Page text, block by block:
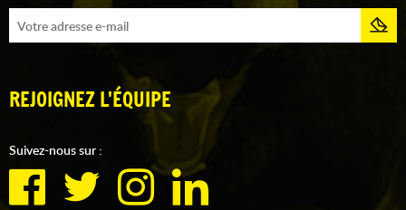
REJOIGNEZ L'ÉQUIPE
Suivez-nous sur :